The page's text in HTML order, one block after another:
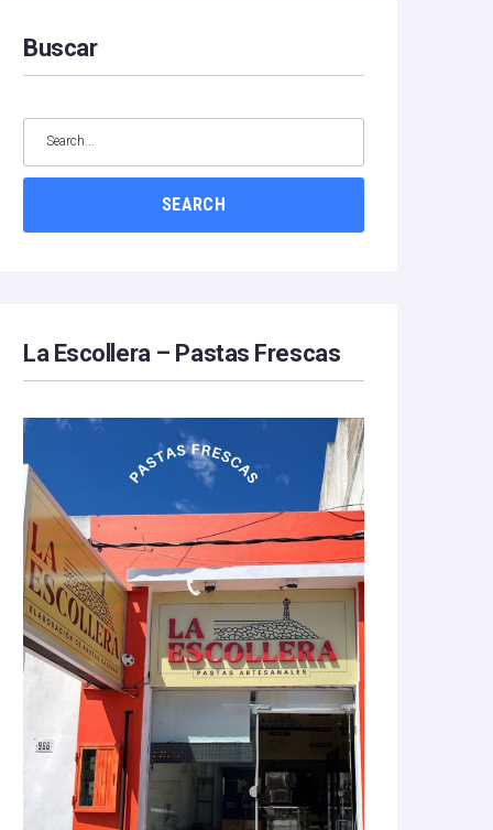
Buscar
SEARCH
La Escollera – Pastas Frescas